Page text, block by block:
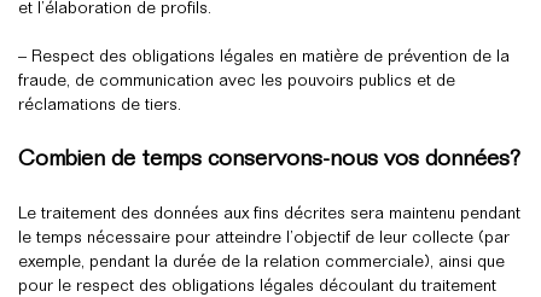
et l’élaboration de profils.
– Respect des obligations légales en matière de prévention de la
fraude, de communication avec les pouvoirs publics et de
réclamations de tiers.
Combien de temps conservons-nous vos données?
Le traitement des données aux fins décrites sera maintenu pendant
le temps nécessaire pour atteindre l’objectif de leur collecte (par
exemple, pendant la durée de la relation commerciale), ainsi que
pour le respect des obligations légales découlant du traitement